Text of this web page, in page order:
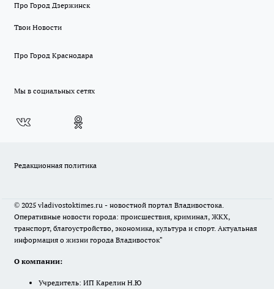
Про Город Дзержинск
Твои Новости
Про Город Краснодара
Мы в социальных сетях
Редакционная политика
© 2025 vladivostoktimes.ru - новостной портал Владивостока.
Оперативные новости города: происшествия, криминал, ЖКХ,
транспорт, благоустройство, экономика, культура и спорт. Актуальная
информация о жизни города Владивосток"
О компании:
Учредитель: ИП Карелин Н.Ю